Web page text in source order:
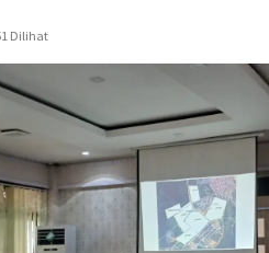
Dilihat